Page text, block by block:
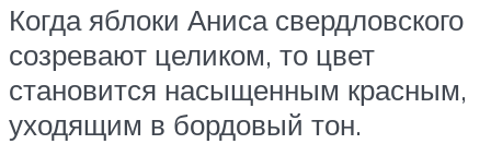
Когда яблоки Аниса свердловского
созревают целиком, то цвет
становится насыщенным красным,
уходящим в бордовый тон.